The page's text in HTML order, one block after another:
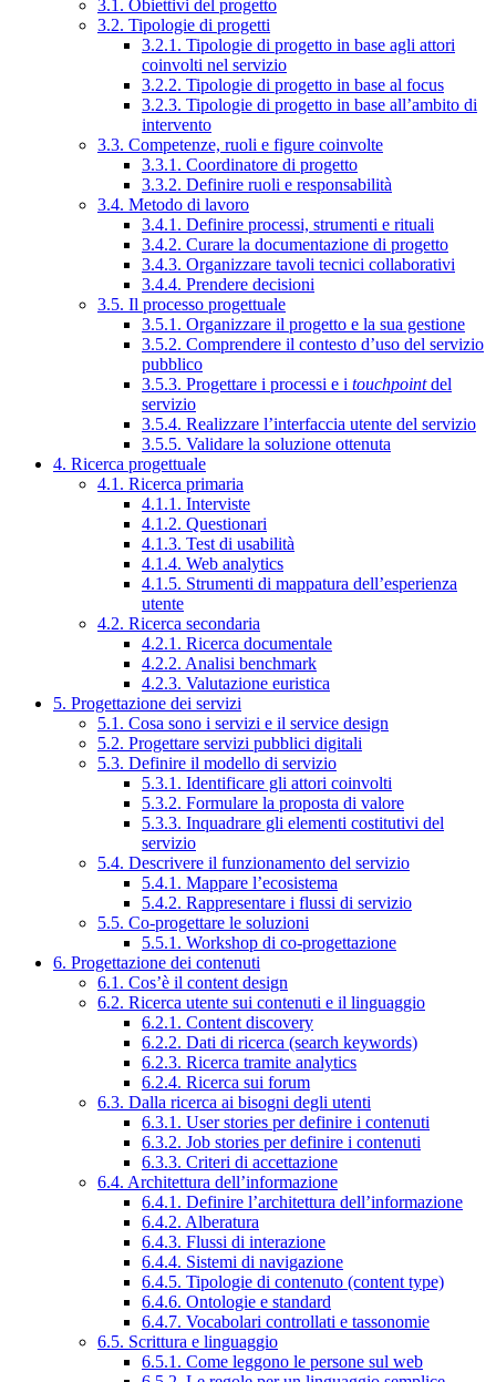
3.1. Obiettivi del progetto
3.2. Tipologie di progetti
3.2.1. Tipologie di progetto in base agli attori
coinvolti nel servizio
3.2.2. Tipologie di progetto in base al focus
3.2.3. Tipologie di progetto in base all’ambito di
intervento
3.3. Competenze, ruoli e figure coinvolte
3.3.1. Coordinatore di progetto
3.3.2. Definire ruoli e responsabilità
3.4. Metodo di lavoro
3.4.1. Definire processi, strumenti e rituali
3.4.2. Curare la documentazione di progetto
3.4.3. Organizzare tavoli tecnici collaborativi
3.4.4. Prendere decisioni
3.5. Il processo progettuale
3.5.1. Organizzare il progetto e la sua gestione
3.5.2. Comprendere il contesto d’uso del servizio
pubblico
3.5.3. Progettare i processi e i touchpointdel
servizio
3.5.4. Realizzare l’interfaccia utente del servizio
3.5.5. Validare la soluzione ottenuta
4. Ricerca progettuale
4.1. Ricerca primaria
4.1.1. Interviste
4.1.2. Questionari
4.1.3. Test di usabilità
4.1.4. Web analytics
4.1.5. Strumenti di mappatura dell’esperienza
utente
4.2. Ricerca secondaria
4.2.1. Ricerca documentale
4.2.2. Analisi benchmark
4.2.3. Valutazione euristica
5. Progettazione dei servizi
5.1. Cosa sono i servizi e il service design
5.2. Progettare servizi pubblici digitali
5.3. Definire il modello di servizio
5.3.1. Identificare gli attori coinvolti
5.3.2. Formulare la proposta di valore
5.3.3. Inquadrare gli elementi costitutivi del
servizio
5.4. Descrivere il funzionamento del servizio
5.4.1. Mappare l’ecosistema
5.4.2. Rappresentare i flussi di servizio
5.5. Co-progettare le soluzioni
5.5.1. Workshop di co-progettazione
6. Progettazione dei contenuti
6.1. Cos’è il content design
6.2. Ricerca utente sui contenuti e il linguaggio
6.2.1. Content discovery
6.2.2. Dati di ricerca (search keywords)
6.2.3. Ricerca tramite analytics
6.2.4. Ricerca sui forum
6.3. Dalla ricerca ai bisogni degli utenti
6.3.1. User stories per definire i contenuti
6.3.2. Job stories per definire i contenuti
6.3.3. Criteri di accettazione
6.4. Architettura dell’informazione
6.4.1. Definire l’architettura dell’informazione
6.4.2. Alberatura
6.4.3. Flussi di interazione
6.4.4. Sistemi di navigazione
6.4.5. Tipologie di contenuto (content type)
6.4.6. Ontologie e standard
6.4.7. Vocabolari controllati e tassonomie
6.5. Scrittura e linguaggio
6.5.1. Come leggono le persone sul web